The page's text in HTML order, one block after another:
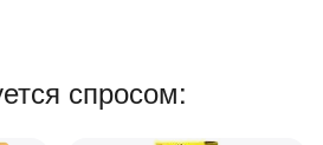
спросом: